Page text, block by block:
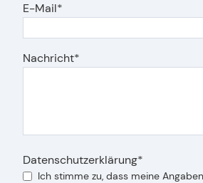
E-Mail
Nachricht
Datenschutzerklärung
Ich stimme zu, dass meine